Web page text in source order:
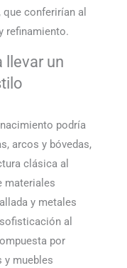
conferirían al
refinamiento.
llevar un
podría
arcos y bóvedas,
clásica al
materiales
y metales
al
por
y muebles